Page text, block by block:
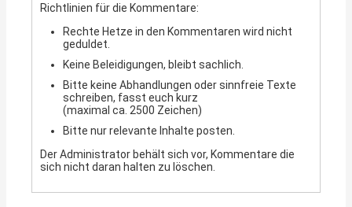
Richtlinien für die Kommentare:
Rechte Hetze in den Kommentaren wird nicht
geduldet.
Keine Beleidigungen, bleibt sachlich.
Bitte keine Abhandlungen oder sinnfreie Texte
schreiben, fasst euch kurz
(maximal ca. 2500 Zeichen)
Bitte nur relevante Inhalte posten.
Der Administrator behält sich vor, Kommentare die
sich nicht daran halten zu löschen.